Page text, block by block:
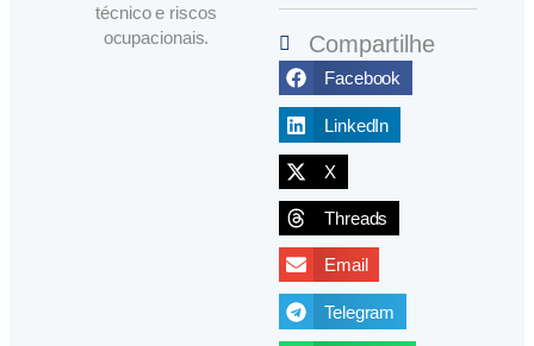
técnico e riscos
ocupacionais.
Compartilhe
Facebook
LinkedIn
X
Threads
Email
Telegram